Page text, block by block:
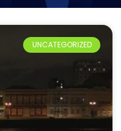
UNCATEGORIZED